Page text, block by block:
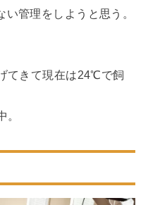
管理をしようと思う。
てきて現在は24℃で飼